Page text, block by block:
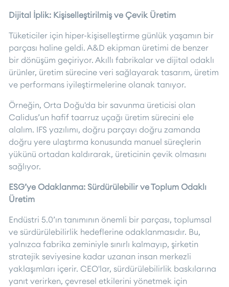
Dijital İplik: Kişiselleştirilmiş ve Çevik Üretim
Tüketiciler için hiper-kişiselleştirme günlük yaşamın bir
parçası haline geldi. A&D ekipman üretimi de benzer
bir dönüşüm geçiriyor. Akıllı fabrikalar ve dijital odaklı
ürünler, üretim sürecine veri sağlayarak tasarım, üretim
ve performans iyileştirmelerine olanak tanıyor.
Örneğin, Orta Doğu'da bir savunma üreticisi olan
Calidus’un hafif taarruz uçağı üretim sürecini ele
alalım. IFS yazılımı, doğru parçayı doğru zamanda
doğru yere ulaştırma konusunda manuel süreçlerin
yükünü ortadan kaldırarak, üreticinin çevik olmasını
sağlıyor.
ESG’ye Odaklanma: Sürdürülebilir ve Toplum Odaklı
Üretim
Endüstri 5.0’ın tanımının önemli bir parçası, toplumsal
ve sürdürülebilirlik hedeflerine odaklanmasıdır. Bu,
yalnızca fabrika zeminiyle sınırlı kalmayıp, şirketin
stratejik seviyesine kadar uzanan insan merkezli
yaklaşımları içerir. CEO'lar, sürdürülebilirlik baskılarına
yanıt verirken, çevresel etkilerini yönetmek için